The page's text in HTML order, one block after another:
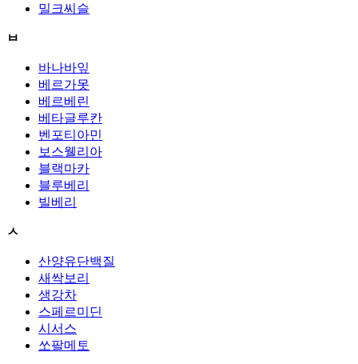
밀크씨슬
ㅂ
바나바잎
베르가못
베르베린
베타글루칸
벤포티아민
보스웰리아
블랙마카
블루베리
빌베리
ㅅ
산양유단백질
새싹보리
생강차
스페르미딘
시서스
쏘팔메토